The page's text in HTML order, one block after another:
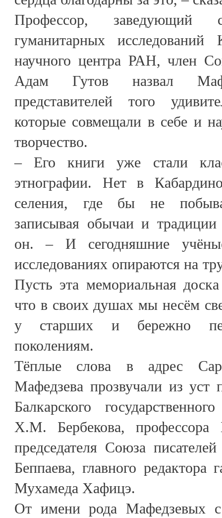
Профессор, заведующий
гуманитарных исследований
научного центра РАН, член
Адам Гутов назвал
представителей того
которые совмещали в себе и
творчество.
– Его книги уже стали
этнографии. Нет в
селения, где бы не
записывая обычаи и
он. – И сегодняшние
исследованиях опираются на
Пусть эта мемориальная
что в своих душах мы несём
у старших и бережно
поколениям.
Тёплые слова в адрес
Мафедзева прозвучали из уст
Балкарского
Х.М. Бербекова, профессора
председателя Союза
Беппаева, главного редактора
Мухамеда Хафицэ.
От имени рода Мафедзевых